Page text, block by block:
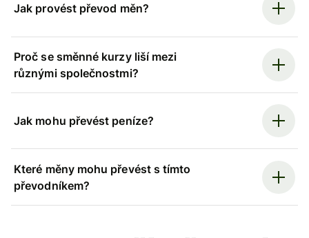
Jak provést převod měn?
Proč se směnné kurzy liší mezi
různými společnostmi?
Jak mohu převést peníze?
Které měny mohu převést s tímto
převodníkem?